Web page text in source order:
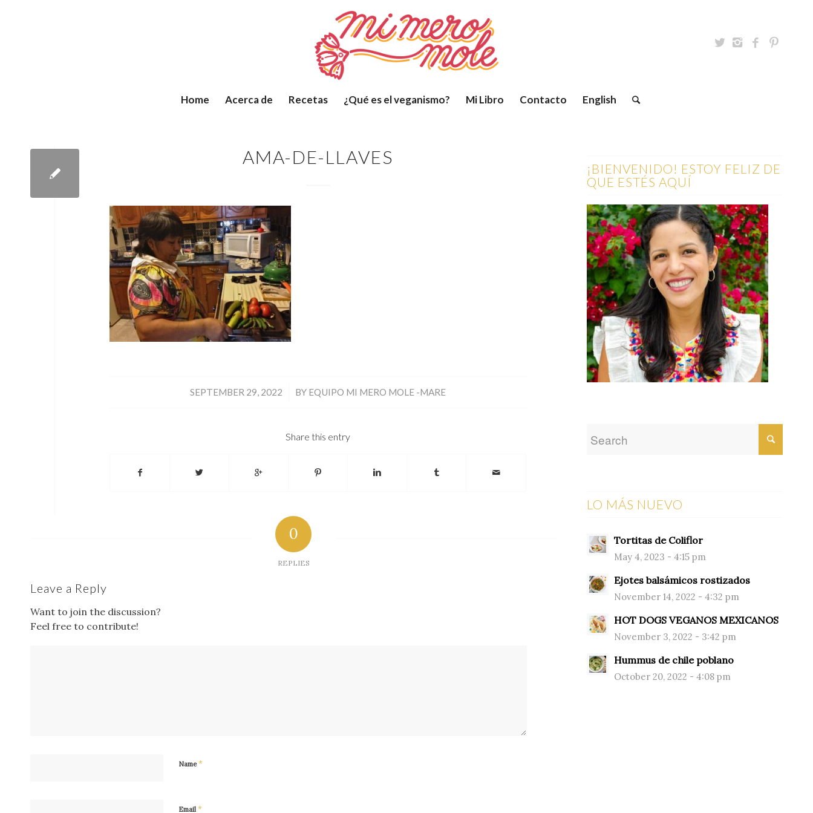
Home Acerca de Recetas ¿Qué es el veganismo? Mi Libro Contacto English
AMA-DE-LLAVES
SEPTEMBER 29, 2022
/ BY EQUIPO MI MERO MOLE -MARE
Share this entry
0
REPLIES
Leave a Reply
Want to join the discussion?
Feel free to contribute!
Name*
Email *
¡BIENVENIDO! ESTOY FELIZ DE
QUE ESTÉS AQUÍ
LO MÁS NUEVO
Tortitas de Coliflor
May 4, 2023 - 4:15 pm
Ejotes balsámicos rostizados
November 14, 2022 - 4:32 pm
HOT DOGS VEGANOS MEXICANOS
November 3, 2022 - 3:42 pm
Hummus de chile poblano
October 20, 2022 - 4:08 pm